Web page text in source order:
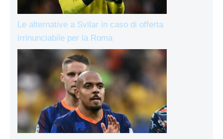
Le alternative a Svilar in caso di offerta
irrinunciabile per la Roma